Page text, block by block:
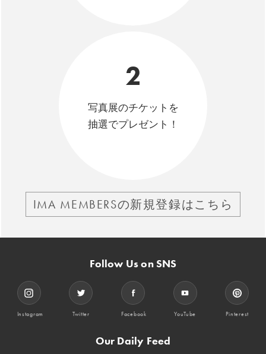
2
写真展のチケットを
抽選でプレゼント！
IMA MEMBERSの新規登録はこちら
Follow Us on SNS
Instagram Twitter Facebook YouTube Pinterest
Our Daily Feed